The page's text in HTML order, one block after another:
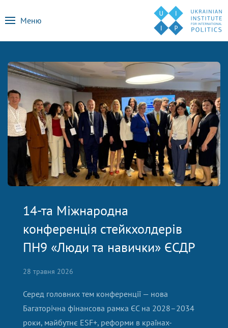
Меню
14-та Міжнародна
конференція стейкхолдерів
ПН9 «Люди та навички» ЄСДР
28 травня 2026
Серед головних тем конференції — нова
Багаторічна фінансова рамка ЄС на 2028–2034
роки, майбутнє ESF+, реформи в країнах-